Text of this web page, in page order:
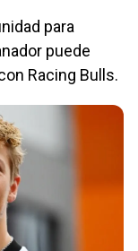
para
puede
Racing Bulls.